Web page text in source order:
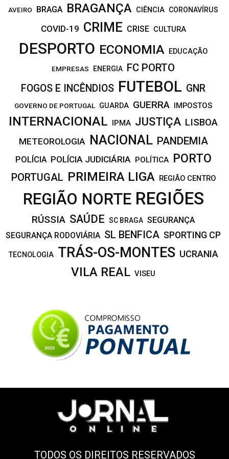
AVEIRO BRAGA BRAGANÇA CIÊNCIA CORONAVÍRUS
COVID-19 CRIME CRISE CULTURA
DESPORTO ECONOMIA EDUCAÇÃO
EMPRESAS ENERGIA FC PORTO
FOGOS E INCÊNDIOS FUTEBOL GNR
GOVERNO DE PORTUGAL GUARDA GUERRA IMPOSTOS
INTERNACIONAL IPMA JUSTIÇA LISBOA
METEOROLOGIA NACIONAL PANDEMIA
POLÍCIA POLÍCIA JUDICIÁRIA POLÍTICA PORTO
PORTUGAL PRIMEIRA LIGA REGIÃO CENTRO
REGIÃO NORTE REGIÕES
RÚSSIA SAÚDE SC BRAGA SEGURANÇA
SEGURANÇA RODOVIÁRIA SL BENFICA SPORTING CP
TECNOLOGIA TRÁS-OS-MONTES UCRANIA
VILA REAL VISEU
TODOS OS DIREITOS RESERVADOS